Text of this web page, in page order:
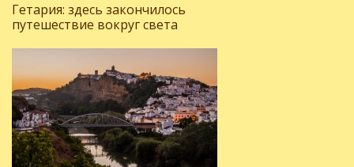
Гетария: здесь закончилось
путешествие вокруг света